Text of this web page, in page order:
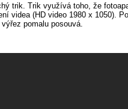
trik. Trik využívá toho, že
videa (HD video 1980 x 1050).
pomalu posouvá.